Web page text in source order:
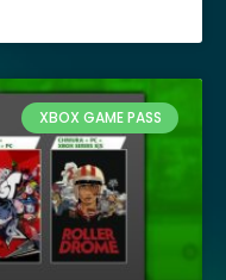
XBOX GAME PASS